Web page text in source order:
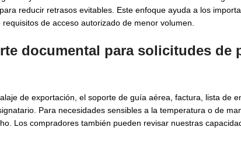
reducir retrasos evitables. Este enfoque ayuda a los
de acceso autorizado de menor volumen.
documental para solicitudes de
de exportación, el soporte de guía aérea, factura, lista de
Para necesidades sensibles a la temperatura o de
Los compradores también pueden revisar nuestras